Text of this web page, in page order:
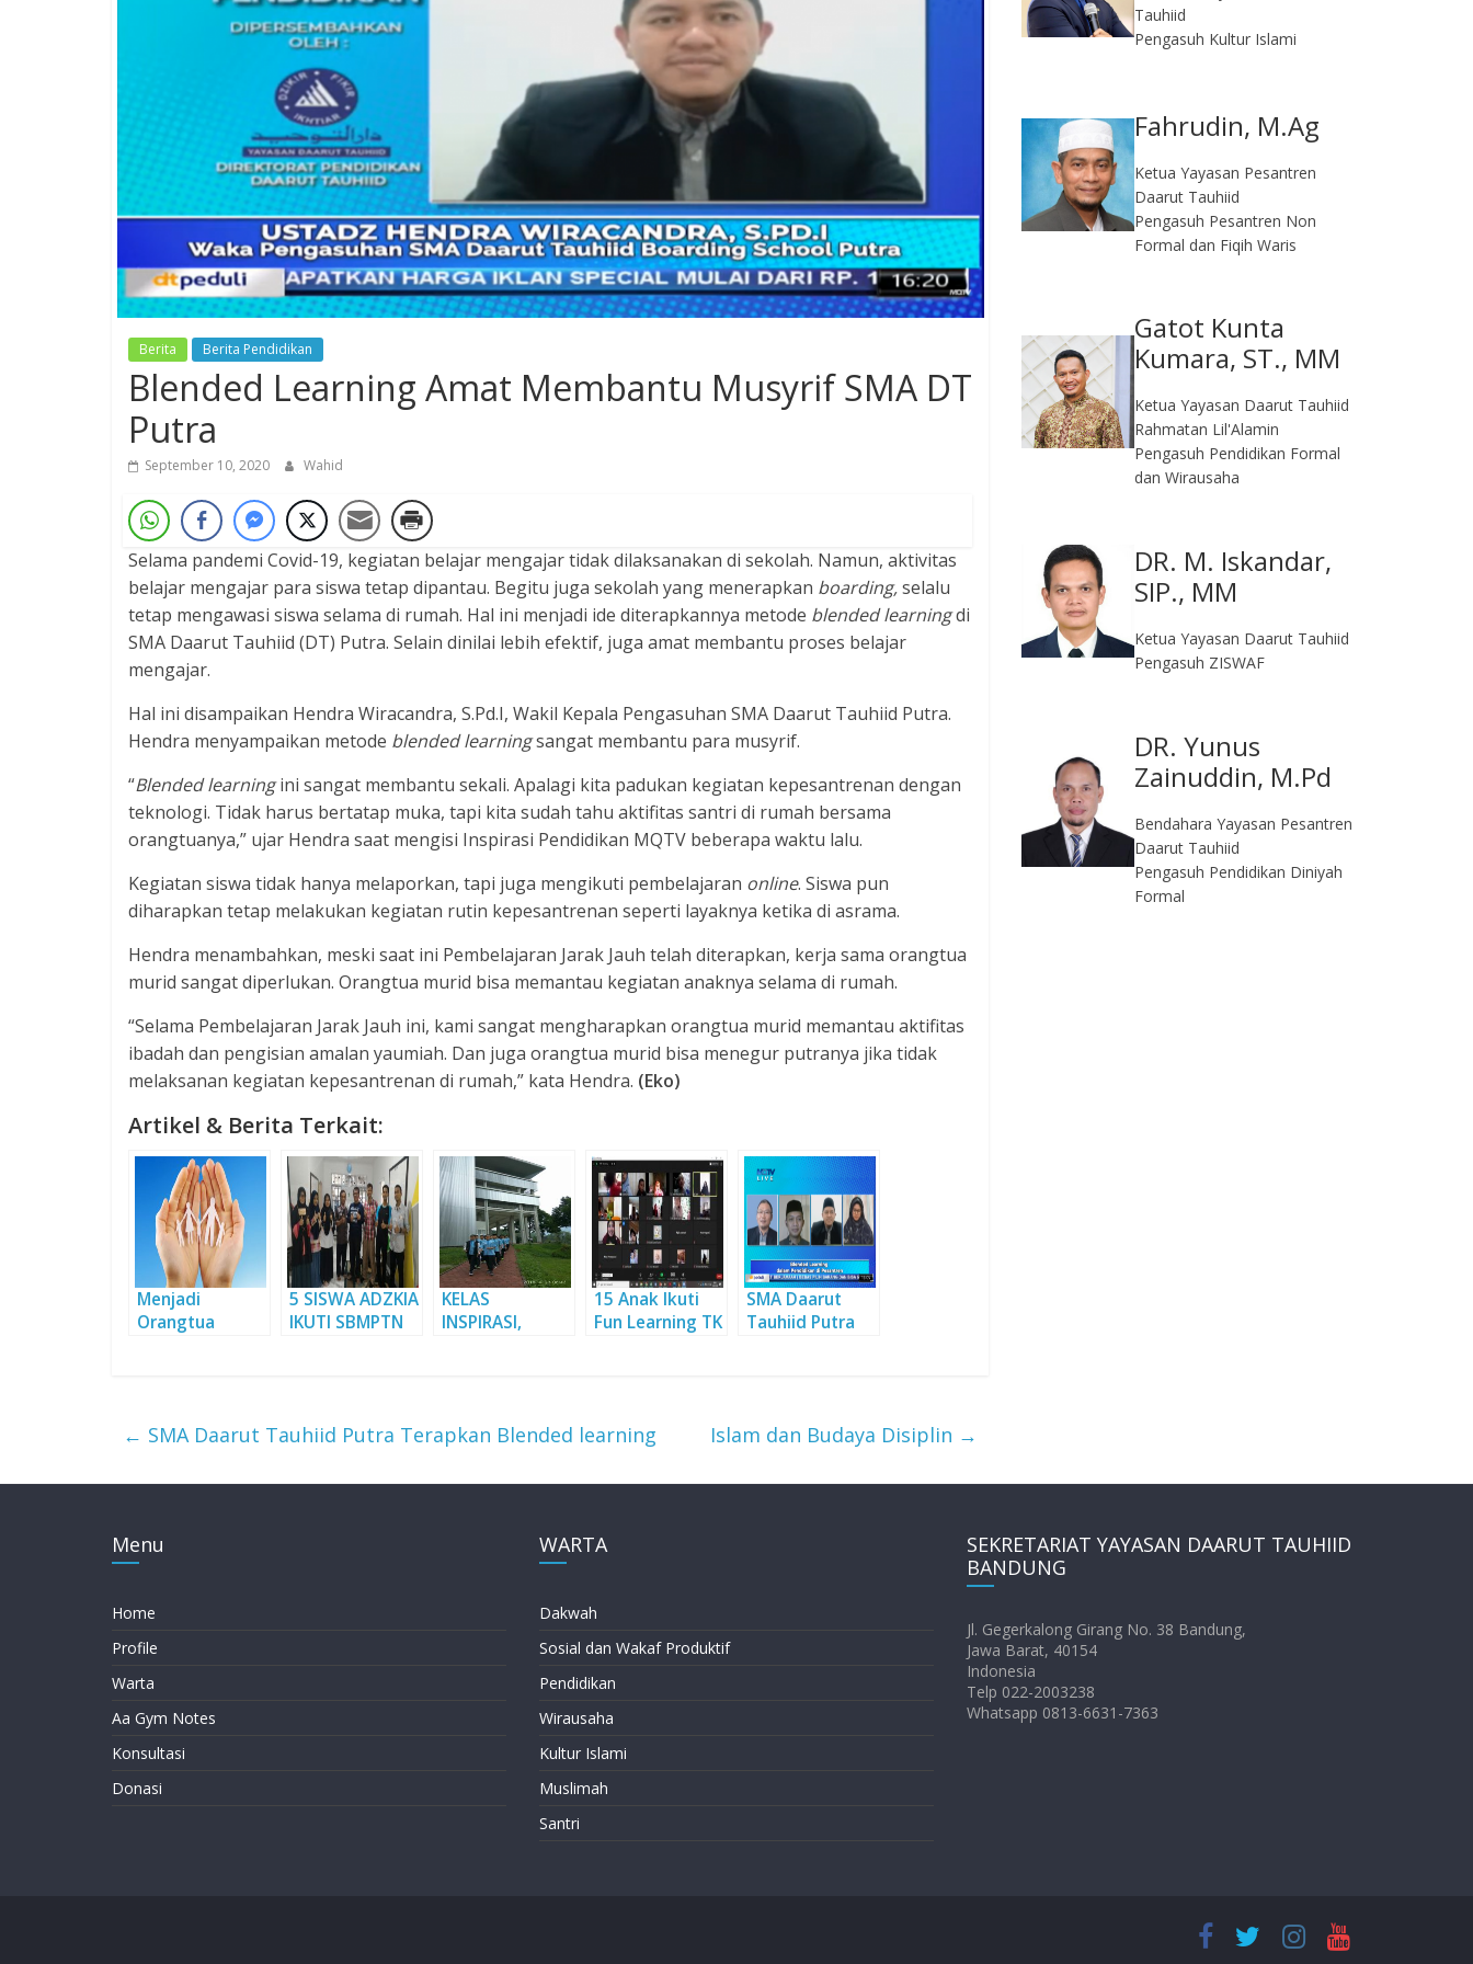
Berita Berita Pendidikan
Blended Learning Amat Membantu Musyrif SMA DT
Putra
September 10, 2020 Wahid
Selama pandemi Covid-19, kegiatan belajar mengajar tidak dilaksanakan di sekolah. Namun, aktivitas
belajar mengajar para siswa tetap dipantau. Begitu juga sekolah yang menerapkan boarding,selalu
tetap mengawasi siswa selama di rumah. Hal ini menjadi ide diterapkannya metode blended learningdi
SMA Daarut Tauhiid (DT) Putra. Selain dinilai lebih efektif, juga amat membantu proses belajar
mengajar.
Hal ini disampaikan Hendra Wiracandra, S.Pd.I, Wakil Kepala Pengasuhan SMA Daarut Tauhiid Putra.
Hendra menyampaikan metode blended learningsangat membantu para musyrif.
“Blended learningini sangat membantu sekali. Apalagi kita padukan kegiatan kepesantrenan dengan
teknologi. Tidak harus bertatap muka, tapi kita sudah tahu aktifitas santri di rumah bersama
orangtuanya,” ujar Hendra saat mengisi Inspirasi Pendidikan MQTV beberapa waktu lalu.
Kegiatan siswa tidak hanya melaporkan, tapi juga mengikuti pembelajaran online. Siswa pun
diharapkan tetap melakukan kegiatan rutin kepesantrenan seperti layaknya ketika di asrama.
Hendra menambahkan, meski saat ini Pembelajaran Jarak Jauh telah diterapkan, kerja sama orangtua
murid sangat diperlukan. Orangtua murid bisa memantau kegiatan anaknya selama di rumah.
“Selama Pembelajaran Jarak Jauh ini, kami sangat mengharapkan orangtua murid memantau aktifitas
ibadah dan pengisian amalan yaumiah. Dan juga orangtua murid bisa menegur putranya jika tidak
melaksanan kegiatan kepesantrenan di rumah,” kata Hendra. (Eko)
Artikel & Berita Terkait:
Menjadi
Orangtua
5 SISWA ADZKIA
IKUTI SBMPTN
KELAS
INSPIRASI,
15 Anak Ikuti
Fun Learning TK
SMA Daarut
Tauhiid Putra
← SMA Daarut Tauhiid Putra Terapkan Blended learning Islam dan Budaya Disiplin →
Tauhiid
Pengasuh Kultur Islami
Fahrudin, M.Ag​
Ketua Yayasan Pesantren
Daarut Tauhiid
Pengasuh Pesantren Non
Formal dan Fiqih Waris
Gatot Kunta
Kumara, ST., MM
Ketua Yayasan Daarut Tauhiid
Rahmatan Lil'Alamin
Pengasuh Pendidikan Formal
dan Wirausaha
DR. M. Iskandar,
SIP., MM
Ketua Yayasan Daarut Tauhiid
Pengasuh ZISWAF
DR. Yunus
Zainuddin, M.Pd
Bendahara Yayasan Pesantren
Daarut Tauhiid
Pengasuh Pendidikan Diniyah
Formal
Menu
Home
Profile
Warta
Aa Gym Notes
Konsultasi
Donasi
WARTA
Dakwah
Sosial dan Wakaf Produktif
Pendidikan
Wirausaha
Kultur Islami
Muslimah
Santri
SEKRETARIAT YAYASAN DAARUT TAUHIID
BANDUNG
Jl. Gegerkalong Girang No. 38 Bandung,
Jawa Barat, 40154
Indonesia
Telp 022-2003238
Whatsapp 0813-6631-7363